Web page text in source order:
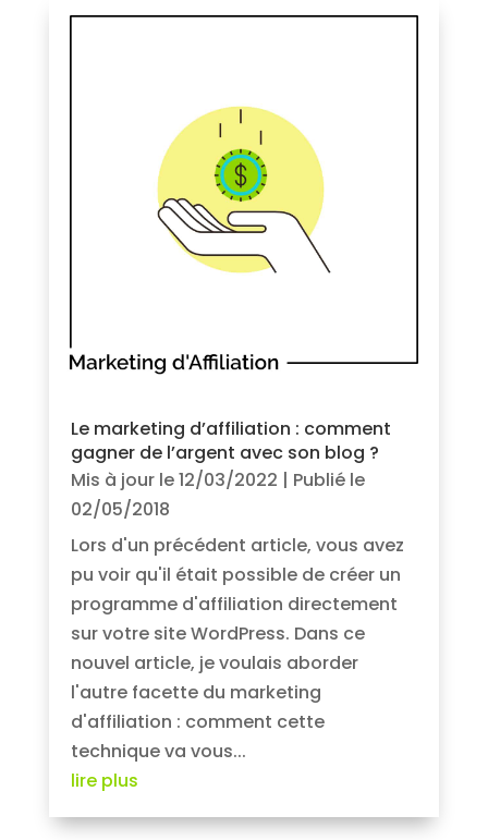
Le marketing d’affiliation : comment
gagner de l’argent avec son blog ?
Mis à jour le 12/03/2022 | Publié le
02/05/2018
Lors d'un précédent article, vous avez
pu voir qu'il était possible de créer un
programme d'affiliation directement
sur votre site WordPress. Dans ce
nouvel article, je voulais aborder
l'autre facette du marketing
d'affiliation : comment cette
technique va vous...
lire plus